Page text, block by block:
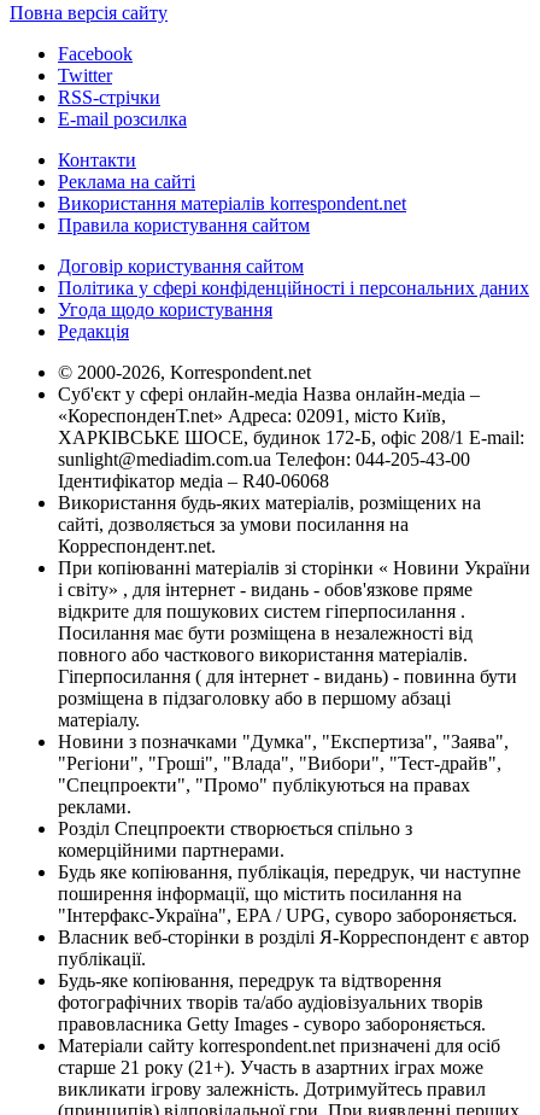
Повна версія сайту
Facebook
Twitter
RSS-стрічки
E-mail розсилка
Контакти
Реклама на сайті
Використання матеріалів korrespondent.net
Правила користування сайтом
Договір користування сайтом
Політика у сфері конфіденційності і персональних даних
Угода щодо користування
Редакція
© 2000-2026, Korrespondent.net
Суб'єкт у сфері онлайн-медіа Назва онлайн-медіа –
«КореспонденТ.net» Адреса: 02091, місто Київ,
ХАРКІВСЬКЕ ШОСЕ, будинок 172-Б, офіс 208/1 E-mail:
sunlight@mediadim.com.ua Телефон: 044-205-43-00
Ідентифікатор медіа – R40-06068
Використання будь-яких матеріалів, розміщених на
сайті, дозволяється за умови посилання на
Корреспондент.net.
При копіюванні матеріалів зі сторінки « Новини України
і світу» , для інтернет - видань - обов'язкове пряме
відкрите для пошукових систем гіперпосилання .
Посилання має бути розміщена в незалежності від
повного або часткового використання матеріалів.
Гіперпосилання ( для інтернет - видань) - повинна бути
розміщена в підзаголовку або в першому абзаці
матеріалу.
Новини з позначками "Думка", "Експертиза", "Заява",
"Регіони", "Гроші", "Влада", "Вибори", "Тест-драйв",
"Спецпроекти", "Промо" публікуються на правах
реклами.
Розділ Спецпроекти створюється спільно з
комерційними партнерами.
Будь яке копіювання, публікація, передрук, чи наступне
поширення інформації, що містить посилання на
"Інтерфакс-Україна", EPA / UPG, суворо забороняється.
Власник веб-сторінки в розділі Я-Корреспондент є автор
публікації.
Будь-яке копіювання, передрук та відтворення
фотографічних творів та/або аудіовізуальних творів
правовласника Getty Images - суворо забороняється.
Матеріали сайту korrespondent.net призначені для осіб
старше 21 року (21+). Участь в азартних іграх може
викликати ігрову залежність. Дотримуйтесь правил
(принципів) відповідальної гри. При виявленні перших